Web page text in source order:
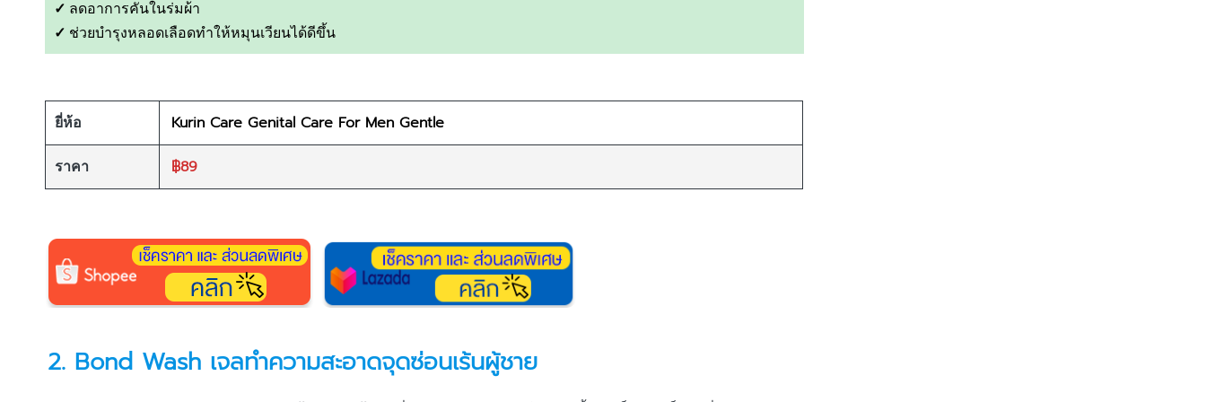
✓ ลดอาการคันในร่มผ้า
✓ ช่วยบำรุงหลอดเลือดทำให้หมุนเวียนได้ดีขึ้น
ยี่ห้อ Kurin Care Genital Care For Men Gentle
ราคา ฿89
2. Bond Wash เจลทําความสะอาดจุดซ่อนเร้นผู้ชาย